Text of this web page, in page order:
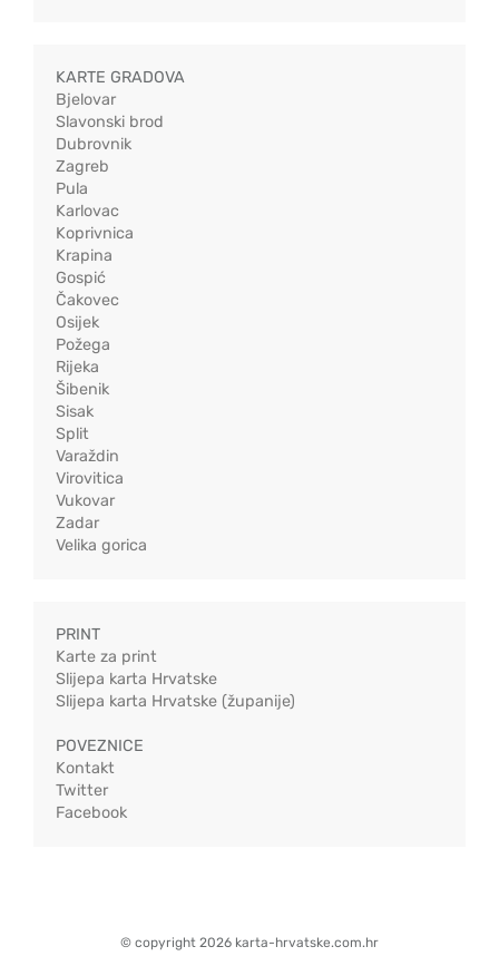
KARTE GRADOVA
Bjelovar
Slavonski brod
Dubrovnik
Zagreb
Pula
Karlovac
Koprivnica
Krapina
Gospić
Čakovec
Osijek
Požega
Rijeka
Šibenik
Sisak
Split
Varaždin
Virovitica
Vukovar
Zadar
Velika gorica
PRINT
Karte za print
Slijepa karta Hrvatske
Slijepa karta Hrvatske (županije)
POVEZNICE
Kontakt
Twitter
Facebook
© copyright 2026 karta-hrvatske.com.hr